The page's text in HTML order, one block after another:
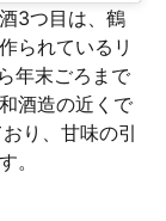
3つ目は、鶴
られているリ
年末ごろまで
酒造の近くで
り、甘味の引
。